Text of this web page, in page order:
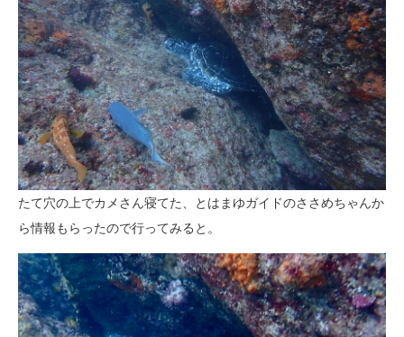
たて穴の上でカメさん寝てた、とはまゆガイドのささめちゃんか
ら情報もらったので行ってみると。